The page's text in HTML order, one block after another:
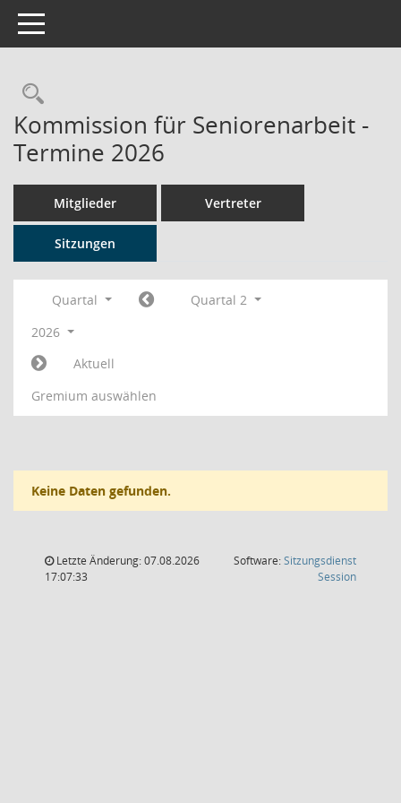
Toggle navigation
Rechercheauswahl
Kommission für Seniorenarbeit -
Termine 2026
Mitglieder Vertreter
Sitzungen
Quartal
Quartal 2
2026
Aktuell
Gremium auswählen
Keine Daten gefunden.
Letzte Änderung: 07.08.2026
17:07:33
Software:Sitzungsdienst
Session(Wird in